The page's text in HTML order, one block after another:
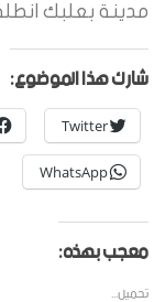
مدينة بعلبك
شارك هذا الموضوع:
Twitter
WhatsApp
معجب بهذه:
تحميل...